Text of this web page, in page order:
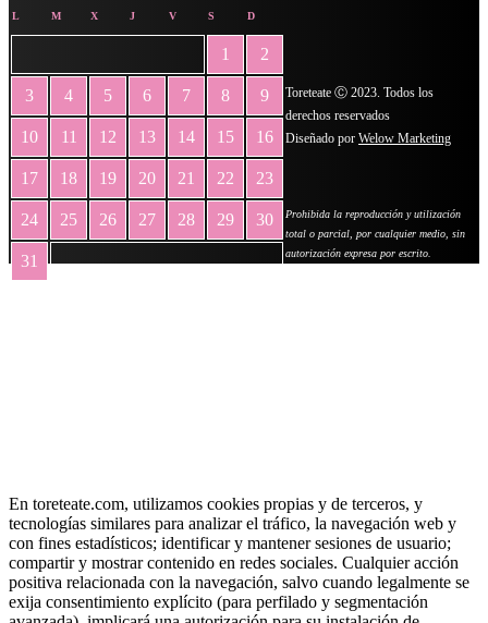
L M X J V S D
1 2
3 4 5 6 7 8 9
10 11 12 13 14 15 16
17 18 19 20 21 22 23
24 25 26 27 28 29 30
31
Toreteate Ⓒ 2023. Todos los
derechos reservados
Diseñado por Welow Marketing
Prohibida la reproducción y utilización
total o parcial, por cualquier medio, sin
autorización expresa por escrito.
En toreteate.com, utilizamos cookies propias y de terceros, y
tecnologías similares para analizar el tráfico, la navegación web y
con fines estadísticos; identificar y mantener sesiones de usuario;
compartir y mostrar contenido en redes sociales. Cualquier acción
positiva relacionada con la navegación, salvo cuando legalmente se
exija consentimiento explícito (para perfilado y segmentación